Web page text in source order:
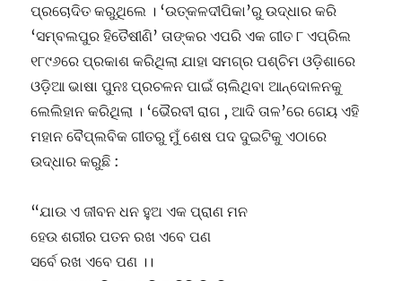
ପ୍ରଚୋଦିତ କରୁଥିଲେ । ‘ଉତ୍କଳଦୀପିକା’ରୁ ଉଦ୍ଧାର କରି
‘ସମ୍ବଲପୁର ହିତୈଷୀଣି’ ତାଙ୍କର ଏପରି ଏକ ଗୀତ ୮ ଏପ୍ରିଲ
୧୮୯୬ରେ ପ୍ରକାଶ କରିଥିଲା ଯାହା ସମଗ୍ର ପଶ୍ଚିମ ଓଡ଼ିଶାରେ
ଓଡ଼ିଆ ଭାଷା ପୁନଃ ପ୍ରଚଳନ ପାଇଁ ଚାଲିଥିବା ଆନ୍ଦୋଳନକୁ
ଲେଲିହାନ କରିଥିଲା । ‘ଭୈରବୀ ରାଗ , ଆଦି ତାଳ’ରେ ଗେୟ ଏହି
ମହାନ ବୈପ୍ଲବିକ ଗୀତରୁ ମୁଁ ଶେଷ ପଦ ଦୁଇଟିକୁ ଏଠାରେ
ଉଦ୍ଧାର କରୁଛି :
“ଯାଉ ଏ ଜୀବନ ଧନ ହୁଅ ଏକ ପ୍ରାଣ ମନ
ହେଉ ଶରୀର ପତନ ରଖ ଏବେ ପଣ
ସର୍ବେ ରଖ ଏବେ ପଣ ।।